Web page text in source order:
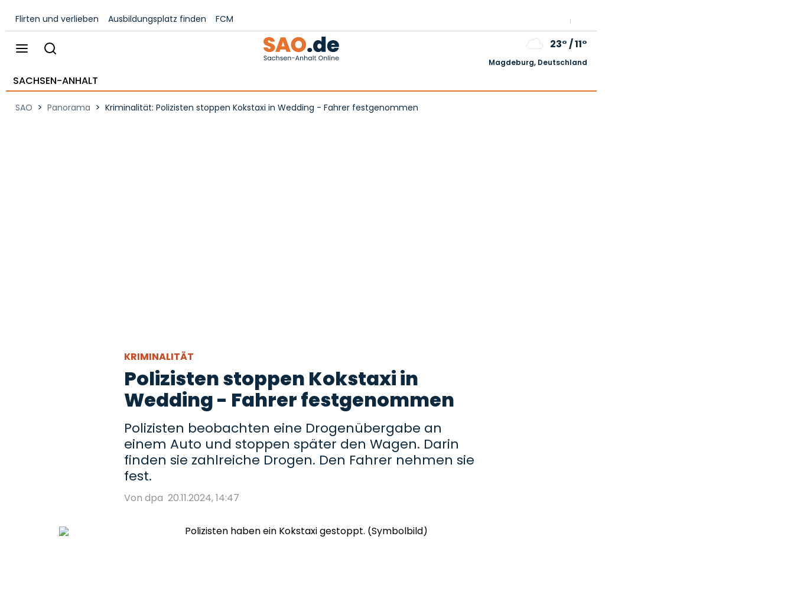
Flirten und verlieben Ausbildungsplatz finden FCM
23°/11°
Magdeburg, Deutschland
SACHSEN-ANHALT
SAO > Panorama > Kriminalität: Polizisten stoppen Kokstaxi in Wedding - Fahrer festgenommen
KRIMINALITÄT
Polizisten stoppen Kokstaxi in
Wedding - Fahrer festgenommen
Polizisten beobachten eine Drogenübergabe an
einem Auto und stoppen später den Wagen. Darin
finden sie zahlreiche Drogen. Den Fahrer nehmen sie
fest.
Von dpa 20.11.2024, 14:47